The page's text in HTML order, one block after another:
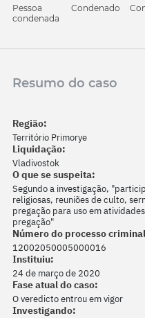
Pessoa
condenada
Condenado
Resumo do caso
Região:
Território Primorye
Liquidação:
Vladivostok
O que se suspeita:
Segundo a investigação,
religiosas, reuniões de culto,
pregação para uso em
pregação"
Número do processo
12002050005000016
Instituiu:
24 de março de 2020
Fase atual do caso:
O veredicto entrou em vigor
Investigando: